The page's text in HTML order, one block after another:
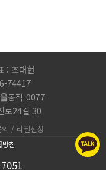
: 조대현
74417
동작-0077
로24길 30
/ 리필신청
침